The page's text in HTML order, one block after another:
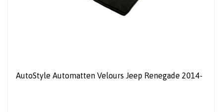
AutoStyle Automatten Velours Jeep Renegade 2014-